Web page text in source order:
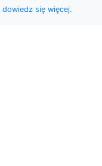
dowiedz się więcej.